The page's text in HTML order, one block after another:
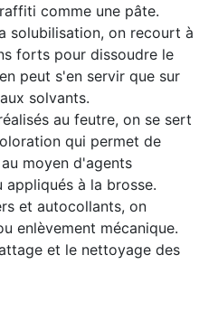
comme une pâte.
solubilisation, on recourt à
forts pour dissoudre le
peut s'en servir que sur
solvants.
au feutre, on se sert
qui permet de
moyen d'agents
à la brosse.
et autocollants, on
enlèvement mécanique.
et le nettoyage des